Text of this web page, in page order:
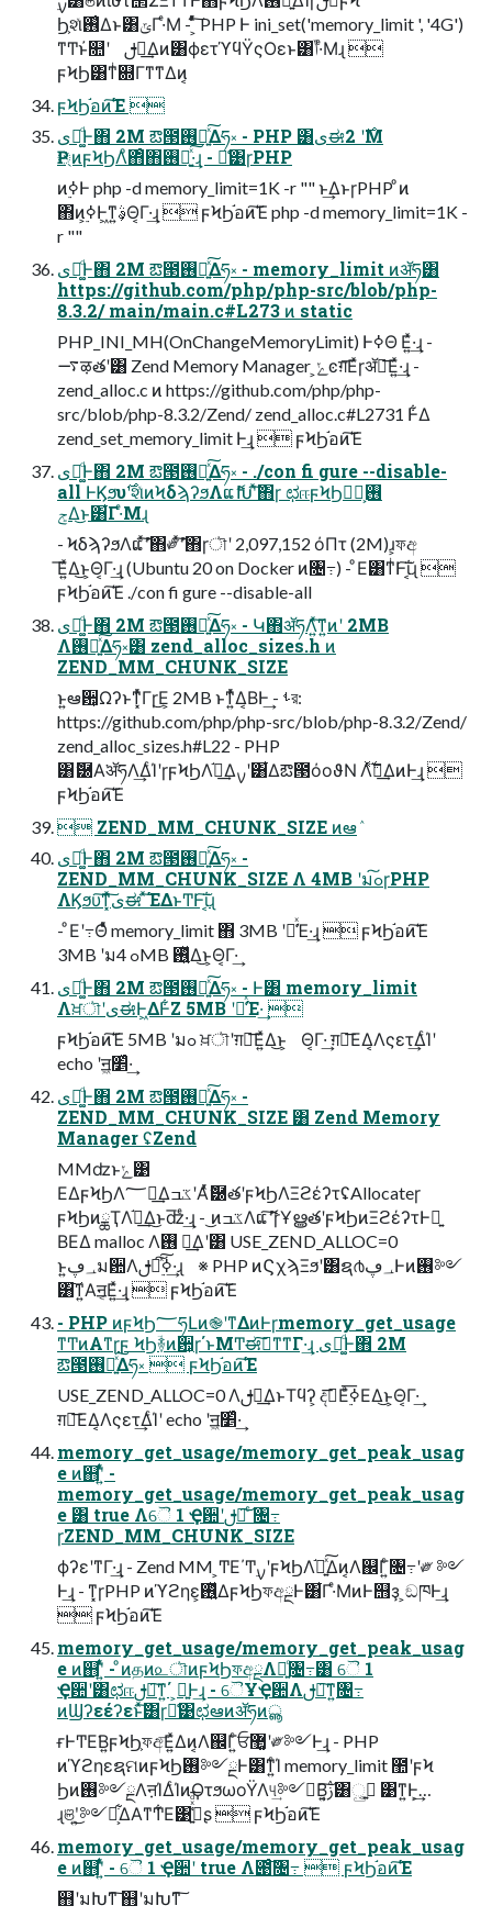
Ϧ͕શͯ࢖͑Δͱ͸ݶΓ·ͤΜ - ͕ͨͬͯ͠ PHP Ͱ ini_set('memory_limit ', '4G')
ͳͲͱ҆௚ʹ ࢦఆ͢Δͷ͸ϕετϓϥΫςΟεͱ͸ݴ͑·ͤΜɻ 
ϝϞϦ͸ͳͥ଍Γͳ͘ͳΔͷ͔
ϝϞϦ֬อͷ͘͠Έ 
ىಈ͚ͩͰ΋ 2M ఔ౓࢖༻͍ͯ͠Δཧ༝ - PHP ͸ىಈ࣌ʹ 2M
Ҏ্ͷϝϞϦΛͦ΋ͦ΋࢖༻͍ͯ͠·͢ɻ - ྫ͑͹ɼPHP
ͷ࣮ߦͰ php -d memory_limit=1K -r "" ͱ͢ΔͱɼPHP ͦͷ
΋ͷ͕࣮ߦͰ͖ͳ͍ࣄ͕Θ͔Γ·͢ɻ  ϝϞϦ֬อͷ͘͠Έ php -d memory_limit=1K -
r ""
ىಈ͚ͩͰ΋ 2M ఔ౓࢖༻͍ͯ͠Δཧ༝ - memory_limit ͷॲཧ͸
https://github.com/php/php-src/blob/php-
8.3.2/ main/main.c#L273 ͷ static
PHP_INI_MH(OnChangeMemoryLimit) ͰߦΘ Ε͍ͯ·͢ɻ -
࠷ऴతʹ͸ Zend Memory Manager ͕ݺͼग़͞Εͯɼॲཧ͞Ε͍ͯ·͢ɻ -
zend_alloc.c ͷ https://github.com/php/php-
src/blob/php-8.3.2/Zend/ zend_alloc.c#L2731 Ͱ͋Δ
zend_set_memory_limit Ͱ͢ɻ  ϝϞϦ֬อͷ͘͠Έ
ىಈ͚ͩͰ΋ 2M ఔ౓࢖༻͍ͯ͠Δཧ༝ - ./con fi gure --disable-
all ͰϏϧυ࣌ʹશͯͷϞδϡʔϧΛແޮԽʹͯ͠΋ɼ ಛஈϝϞϦ࢖༻ྔ͕
ݮΔ͜ͱ͸͋Γ·ͤΜɻ
- ϞδϡʔϧΛແޮʹͯ͠΋༗ޮʹͯ͠΋ɼৗʹ 2,097,152 όΠτ (2M)ɹ͕ফඅ
͞Ε͍ͯΔ͜ͱ͕Θ͔Γ·͢ɻ (Ubuntu 20 on Docker ͷ৔߹) - ͦΕ͸ͳͥͰ͠ΐ͏͔ɻ 
ϝϞϦ֬อͷ͘͠Έ ./con fi gure --disable-all
ىಈ͚ͩͰ΋ 2M ఔ౓࢖༻͍ͯ͠Δཧ༝ - Կ΋ॲཧΛ͍ͯ͠ͳ͍ͷʹ 2MB
Λ࢖༻͍ͯ͠Δཧ༝͸ zend_alloc_sizes.h ͷ
ZEND_MM_CHUNK_SIZE
ͱ͍͏ఆ਺͕Ωʔͱͳ͓ͬͯΓɼ͜Ε͕ 2MB ͱͳ͍ͬͯΔ͔ΒͰ͢ - ࢀর:
https://github.com/php/php-src/blob/php-8.3.2/Zend/
zend_alloc_sizes.h#L22 - PHP
͸ޮ཰Α͘ॲཧΛ͢ΔͨΊʹɼϝϞϦΛ֬อ͢Δࡍʹ͸͋Δఔ౓όοϑΝ Λ࣋ͬͯ֬อ͢ΔͷͰ͢ɻ 
ϝϞϦ֬อͷ͘͠Έ
 ZEND_MM_CHUNK_SIZE ͷఆٛ
ىಈ͚ͩͰ΋ 2M ఔ౓࢖༻͍ͯ͠Δཧ༝ -
ZEND_MM_CHUNK_SIZE Λ 4MB ʹมߋ͠ɼPHP
ΛϏϧυ͠ͳ͓ͯ͠ىಈ ͯ͠ΈΔͱͲ͏Ͱ͠ΐ͏͔ɻ
- ͦΕʹ߹Θͤͯ memory_limit ΋ 3MB ʹม͑ͯΈ·͢ɻ  ϝϞϦ֬อͷ͘͠Έ
3MB ʹมߋ 4MB ࢖͍ͬͯΔ͜ͱ͕Θ͔Γ·͢
ىಈ͚ͩͰ΋ 2M ఔ౓࢖༻͍ͯ͠Δཧ༝ - Ͱ͸ memory_limit
Λਖ਼ৗʹىಈͰ͖͏ΔͰ͋Ζ͏ 5MB ʹม͑ͯΈ·͢ 
ϝϞϦ֬อͷ͘͠Έ 5MB ʹมߋ ਖ਼ৗʹग़ྗ͞Ε͍ͯΔ͜ͱ͕ Θ͔Γ·͢ ग़ྗ͞ΕΔ͔Λςετ͢ΔͨΊʹ
echo ʹॻ͖׵͑ͯ·͢
ىಈ͚ͩͰ΋ 2M ఔ౓࢖༻͍ͯ͠Δཧ༝ -
ZEND_MM_CHUNK_SIZE ͸ Zend Memory
Manager ʢZend
MMʣͱݺ͹
ΕΔϝϞϦΛ؅ཧ͢ΔػߏʹΑͬͯޮ཰తʹϝϞϦΛΞϩέʔτʢAllocateɼ
ϝϞϦͷྖҬΛ֬อ͢Δ͜ͱʣͤ͞·͢ɻ - ͜ͷػߏΛແޮʹ͠ɼҰൠతʹϝϞϦͷΞϩέʔτͰ༻͍
ΒΕΔ malloc Λ࢖ ༻͢Δʹ͸ USE_ZEND_ALLOC=0
ͱ͍͏؀ڥม਺Λࢦఆ࣮ͯ͠ߦ͠·͢ɻ ※ PHP ͷϚχϡΞϧʹ͸ຊ൪؀ڥͰͷ࢖༻
͸͠ͳ͍Α͏ॻ͔Ε͍ͯ·͢ɻ  ϝϞϦ֬อͷ͘͠Έ
- PHP ͷϝϞϦ؅ཧԼͷ֎ʹͳΔͷͰɼmemory_get_usage
ͳͲͷΑ͏ͳɼϝ ϞϦؔ࿈ͷؔ਺͕ɼ΄ͱΜͲಈ࡞͠ͳ͘ͳΓ·͢ɻ ىಈ͚ͩͰ΋ 2M
ఔ౓࢖༻͍ͯ͠Δཧ༝  ϝϞϦ֬อͷ͘͠Έ
USE_ZEND_ALLOC=0 Λࢦఆ͢ΔͱΤϥʔ͕ දࣔ͞Ε࣮ͣߦ͞ΕΔ͜ͱ͕Θ͔Γ·͢
ग़ྗ͞ΕΔ͔Λςετ͢ΔͨΊʹ echo ʹॻ͖׵͑ͯ·͢
memory_get_usage/memory_get_peak_usag
e ͷ஋ʹ͍ͭͯ -
memory_get_usage/memory_get_peak_usag
e ͸ true Λୈ 1 Ҿ਺ʹࢦఆ͠ ͨ৔߹
ɼZEND_MM_CHUNK_SIZE
ϕʔεʹͳΓ·͢ɻ - Zend MM ͕ͲΕ΄Ͳ࣮ࡍʹϝϞϦΛ֬อ͍ͯ͠Δͷ͔Λ஌Γ͍ͨ৔߹ʹ༗ ༻
Ͱ͢ɻ - ͳ͓ɼPHP ͷϓϩηε͕࢖͍ͬͯΔϝϞϦফඅྔͰ͸͋Γ·ͤΜͷͰ஫ҙ ͕ඞཁͰ͢ɻ
 ϝϞϦ֬อͷ͘͠Έ
memory_get_usage/memory_get_peak_usag
e ͷ஋ʹ͍ͭͯ - ͦͷதͷ௨ৗͷϝϞϦফඅྔΛಘ͍ͨ৔߹͸ ୈ 1
Ҿ਺ʹ͸ಛஈࢦఆ͠ͳ͍΄ ͏͕ྑ͍Ͱ͢ɻ - ୈҰҾ਺Λࢦఆ͠ͳ͍৔߹
ͷϢʔεέʔεͱͯ͠͸ɼྫ͑͹ಛఆͷॲཧͷൣ
ғͰͲΕ͘Β͍ϝϞϦ͕ফඅ͞Ε͍ͯΔͷ͔Λ஌Γ͍ͨਓ޲͚ʹ༗༻Ͱ͢ɻ - PHP
ͷϓϩηεຊମͷϝϞϦ࢖༻ྔͰ͸ͳ͍ͨΊ memory_limit ಺ʹϝϞ
Ϧͷ࢖༻ྔΛऩΊΔͨΊͷϘτϧωοΫΛ୳͢༻్͘Β͍͔͠ࢲ͸ࢥ͍ු͔ ͹ͳ͍Ͱ͕͢…
ɻଞʹ͜͏͍͏༻్͕͋ΔΑͳͲ͋Ε͹ڭ͍͑ͯͩ͘͞ʂ  ϝϞϦ֬อͷ͘͠Έ
memory_get_usage/memory_get_peak_usag
e ͷ஋ʹ͍ͭͯ - ୈ 1 Ҿ਺ʹ true Λ౉ͨ͠৔߹  ϝϞϦ֬อͷ͘͠Έ
஋ʹมԽͳ͠ ஋ʹมԽͳ͠